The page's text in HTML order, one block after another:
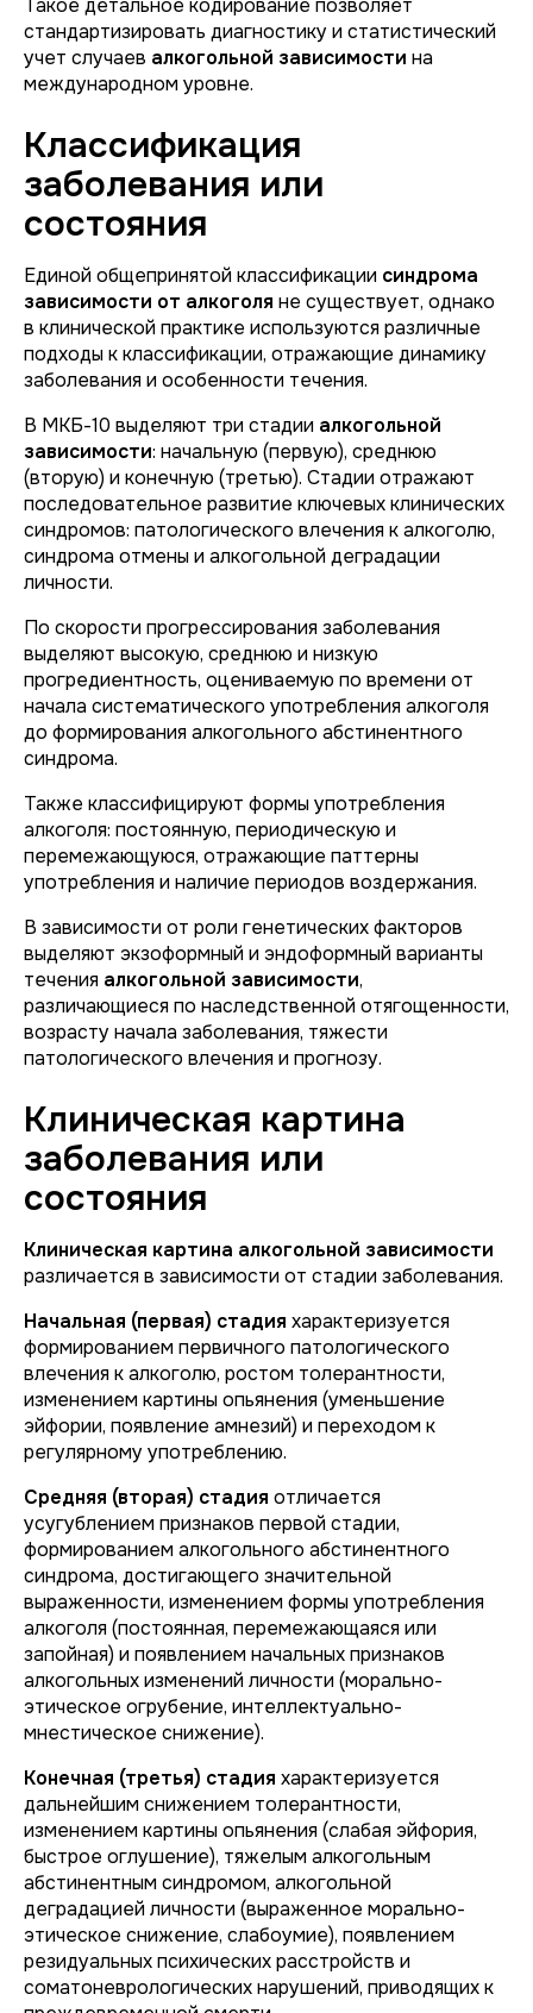
Такое детальное кодирование позволяет
стандартизировать диагностику и статистический
учет случаев алкогольной зависимости на
международном уровне.
Классификация
заболевания или
состояния
Единой общепринятой классификации синдрома
зависимости от алкоголя не существует, однако
в клинической практике используются различные
подходы к классификации, отражающие динамику
заболевания и особенности течения.
В МКБ-10 выделяют три стадии алкогольной
зависимости: начальную (первую), среднюю
(вторую) и конечную (третью). Стадии отражают
последовательное развитие ключевых клинических
синдромов: патологического влечения к алкоголю,
синдрома отмены и алкогольной деградации
личности.
По скорости прогрессирования заболевания
выделяют высокую, среднюю и низкую
прогредиентность, оцениваемую по времени от
начала систематического употребления алкоголя
до формирования алкогольного абстинентного
синдрома.
Также классифицируют формы употребления
алкоголя: постоянную, периодическую и
перемежающуюся, отражающие паттерны
употребления и наличие периодов воздержания.
В зависимости от роли генетических факторов
выделяют экзоформный и эндоформный варианты
течения алкогольной зависимости,
различающиеся по наследственной отягощенности,
возрасту начала заболевания, тяжести
патологического влечения и прогнозу.
Клиническая картина
заболевания или
состояния
Клиническая картина алкогольной зависимости
различается в зависимости от стадии заболевания.
Начальная (первая) стадия характеризуется
формированием первичного патологического
влечения к алкоголю, ростом толерантности,
изменением картины опьянения (уменьшение
эйфории, появление амнезий) и переходом к
регулярному употреблению.
Средняя (вторая) стадия отличается
усугублением признаков первой стадии,
формированием алкогольного абстинентного
синдрома, достигающего значительной
выраженности, изменением формы употребления
алкоголя (постоянная, перемежающаяся или
запойная) и появлением начальных признаков
алкогольных изменений личности (морально-
этическое огрубение, интеллектуально-
мнестическое снижение).
Конечная (третья) стадия характеризуется
дальнейшим снижением толерантности,
изменением картины опьянения (слабая эйфория,
быстрое оглушение), тяжелым алкогольным
абстинентным синдромом, алкогольной
деградацией личности (выраженное морально-
этическое снижение, слабоумие), появлением
резидуальных психических расстройств и
соматоневрологических нарушений, приводящих к